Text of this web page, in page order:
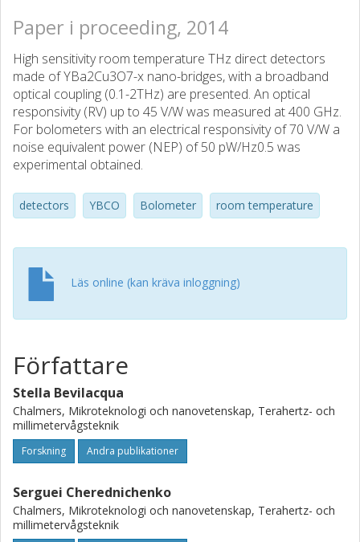
Paper i proceeding, 2014
High sensitivity room temperature THz direct detectors
made of YBa2Cu3O7-x nano-bridges, with a broadband
optical coupling (0.1-2THz) are presented. An optical
responsivity (RV) up to 45 V/W was measured at 400 GHz.
For bolometers with an electrical responsivity of 70 V/W a
noise equivalent power (NEP) of 50 pW/Hz0.5 was
experimental obtained.
detectors YBCO Bolometer room temperature
Läs online (kan kräva inloggning)
Författare
Stella Bevilacqua
Chalmers, Mikroteknologi och nanovetenskap, Terahertz- och
millimetervågsteknik
Forskning Andra publikationer
Serguei Cherednichenko
Chalmers, Mikroteknologi och nanovetenskap, Terahertz- och
millimetervågsteknik